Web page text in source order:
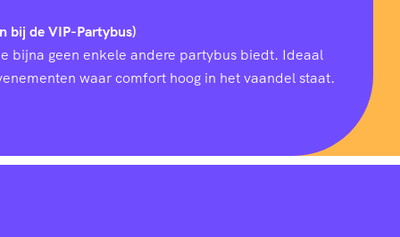
bij de VIP-Partybus)
bijna geen enkele andere partybus biedt. Ideaal
waar comfort hoog in het vaandel staat.